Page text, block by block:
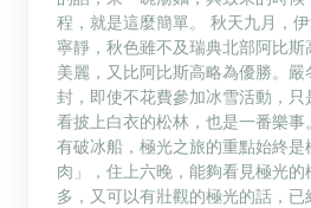
程，就是這麼簡單。 秋天九月，
寧靜，秋色雖不及瑞典北部阿比
美麗，又比阿比斯高略為優勝。
封，即使不花費參加冰雪活動，
看披上白衣的松林，也是一番樂
有破冰船，極光之旅的重點始終
肉」，住上六晚，能夠看見極光
多，又可以有壯觀的極光的話，已